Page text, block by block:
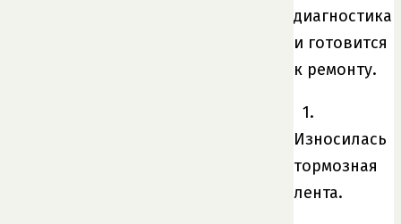
диагностика
и готовится
к ремонту.
1.
Износилась
тормозная
лента.